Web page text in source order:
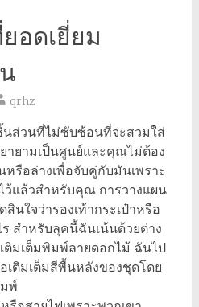
อดเยี่ยม
qrhz
ส่วนที่ไม่ซับซ้อนที่จะสวมใส่
ายามเป็นศูนย์และคุณไม่ต้อง
หรือล่างเพื่อจับคู่กับมันเพราะ
แล้วสำหรับคุณ การวางแผน
สินใจว่ารองเท้ากระเป๋าหรือ
ร สำหรับลุคนี้ฉันเน้นด้วยต่าง
ติมเต็มพิมพ์ลายดอกไม้ ฉันไป
เติมเต็มสีพื้นหลังของชุดโดย
พ์